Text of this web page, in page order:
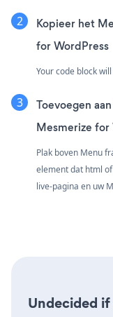
Kopieer het
for WordPress
Your code block
Toevoegen
Mesmerize
Plak boven Menu
element dat html
live-pagina en uw
Undecided